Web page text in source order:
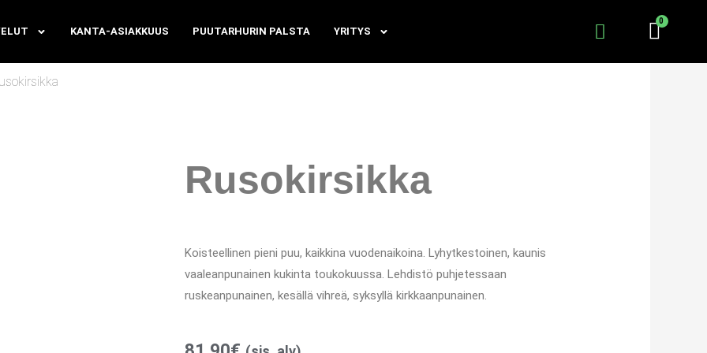
KANTA-ASIAKKUUS PUUTARHURIN PALSTA YRITYS
Rusokirsikka
Koisteellinen pieni puu, kaikkina vuodenaikoina. Lyhytkestoinen, kaunis
vaaleanpunainen kukinta toukokuussa. Lehdistö puhjetessaan
ruskeanpunainen, kesällä vihreä, syksyllä kirkkaanpunainen.